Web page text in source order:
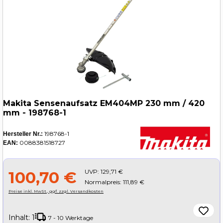
Makita Sensenaufsatz EM404MP 230 mm / 420
mm - 198768-1
Hersteller Nr.: 198768-1
EAN: 0088381518727
100,70 € UVP: 129,71 €
Normalpreis: 111,89 €
Preise inkl. MwSt., ggf. zzgl. Versandkosten
Inhalt: 1 7 - 10 Werktage